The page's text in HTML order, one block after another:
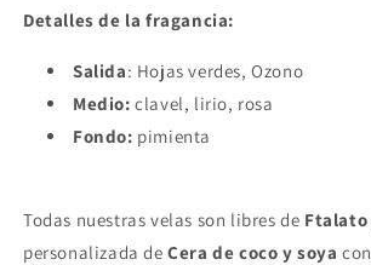
Detalles de la fragancia:
Salida: Hojas verdes, Ozono
Medio: clavel, lirio, rosa
Fondo: pimienta
Todas nuestras velas son libres de Ftalato
personalizada deCera de coco y soya con